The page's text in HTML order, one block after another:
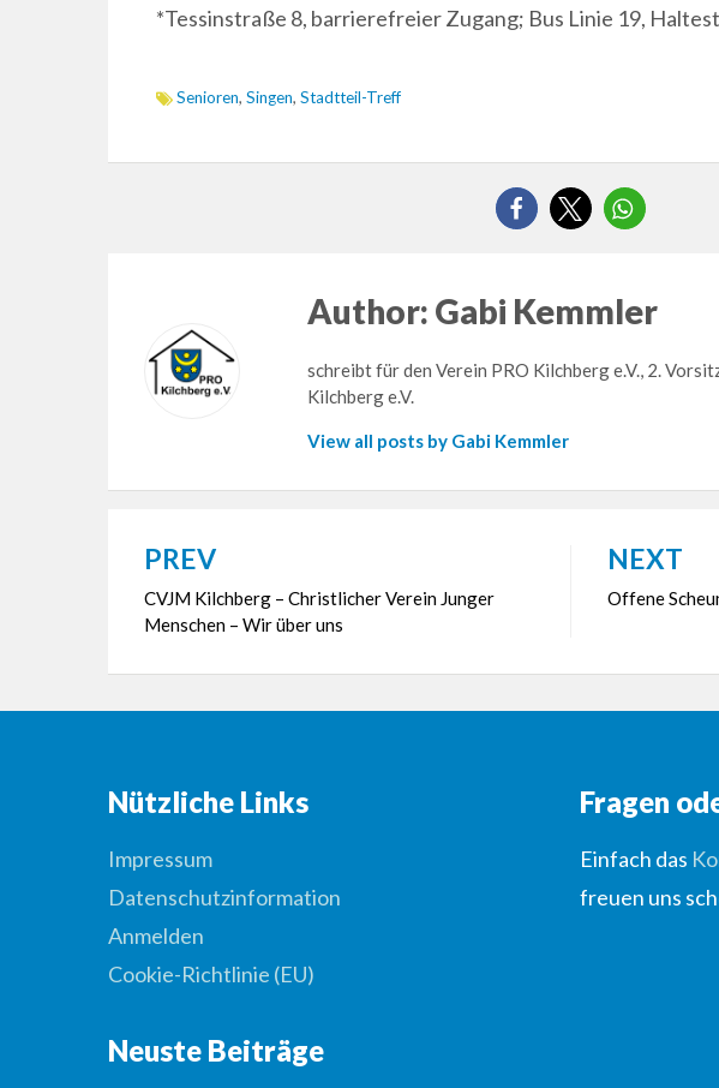
*Tessinstraße 8, barrierefreier Zugang; Bus Linie 19,
Senioren, Singen, Stadtteil-Treff
Author: Gabi Kemmler
schreibt für den Verein PRO Kilchberg e.V., 2.
Kilchberg e.V.
View all posts by Gabi Kemmler
Beitragsnavigation
PREV
CVJM Kilchberg – Christlicher Verein Junger
Menschen – Wir über uns
NEXT
Offene
Nützliche Links
Impressum
Datenschutzinformation
Anmelden
Cookie-Richtlinie (EU)
Neuste Beiträge
Fragen
Einfach das
freuen uns